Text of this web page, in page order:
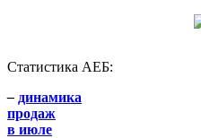
Статистика АЕБ:
– динамика
продаж
в июле